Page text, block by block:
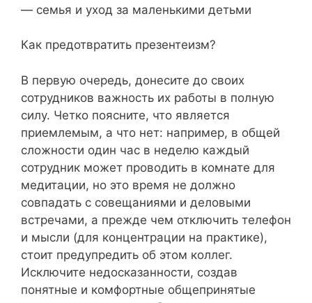
— семья и уход за маленькими детьми
Как предотвратить презентеизм?
В первую очередь, донесите до своих
сотрудников важность их работы в полную
силу. Четко поясните, что является
приемлемым, а что нет: например, в общей
сложности один час в неделю каждый
сотрудник может проводить в комнате для
медитации, но это время не должно
совпадать с совещаниями и деловыми
встречами, а прежде чем отключить телефон
и мысли (для концентрации на практике),
стоит предупредить об этом коллег.
Исключите недосказанности, создав
понятные и комфортные общепринятые